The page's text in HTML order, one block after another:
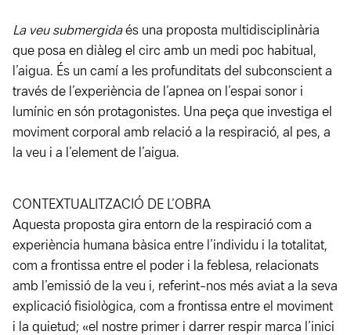
La veu submergidaés una proposta multidisciplinària
que posa en diàleg el circ amb un medi poc habitual,
l’aigua. És un camí a les profunditats del subconscient a
través de l’experiència de l’apnea on l’espai sonor i
lumínic en són protagonistes. Una peça que investiga el
moviment corporal amb relació a la respiració, al pes, a
la veu i a l’element de l’aigua.
CONTEXTUALITZACIÓ DE L’OBRA
Aquesta proposta gira entorn de la respiració com a
experiència humana bàsica entre l’individu i la totalitat,
com a frontissa entre el poder i la feblesa, relacionats
amb l’emissió de la veu i, referint-nos més aviat a la seva
explicació fisiològica, com a frontissa entre el moviment
i la quietud; «el nostre primer i darrer respir marca l’inici